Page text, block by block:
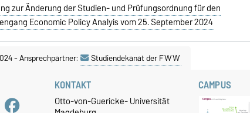
zur Änderung der Studien- und Prüfungsordnung für den
Economic Policy Analyis vom 25. September 2024
-Ansprechpartner: Studiendekanat der FWW
KONTAKT
Otto-von-Guericke- Universität
CAMPUS